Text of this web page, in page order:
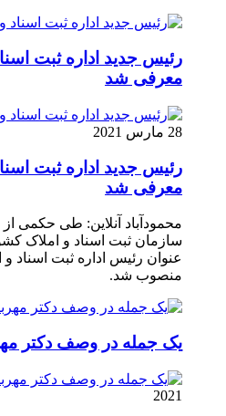
رئیس جدید اداره ثبت
معرفی شد
28 مارس 2021
رئیس جدید اداره ثبت
معرفی شد
محمودآباد آنلاین: طی حکمی
سازمان ثبت اسناد و املاک
عنوان رئیس اداره ثبت اسناد
منصوب شد.
یک جمله در وصف دکتر
2021